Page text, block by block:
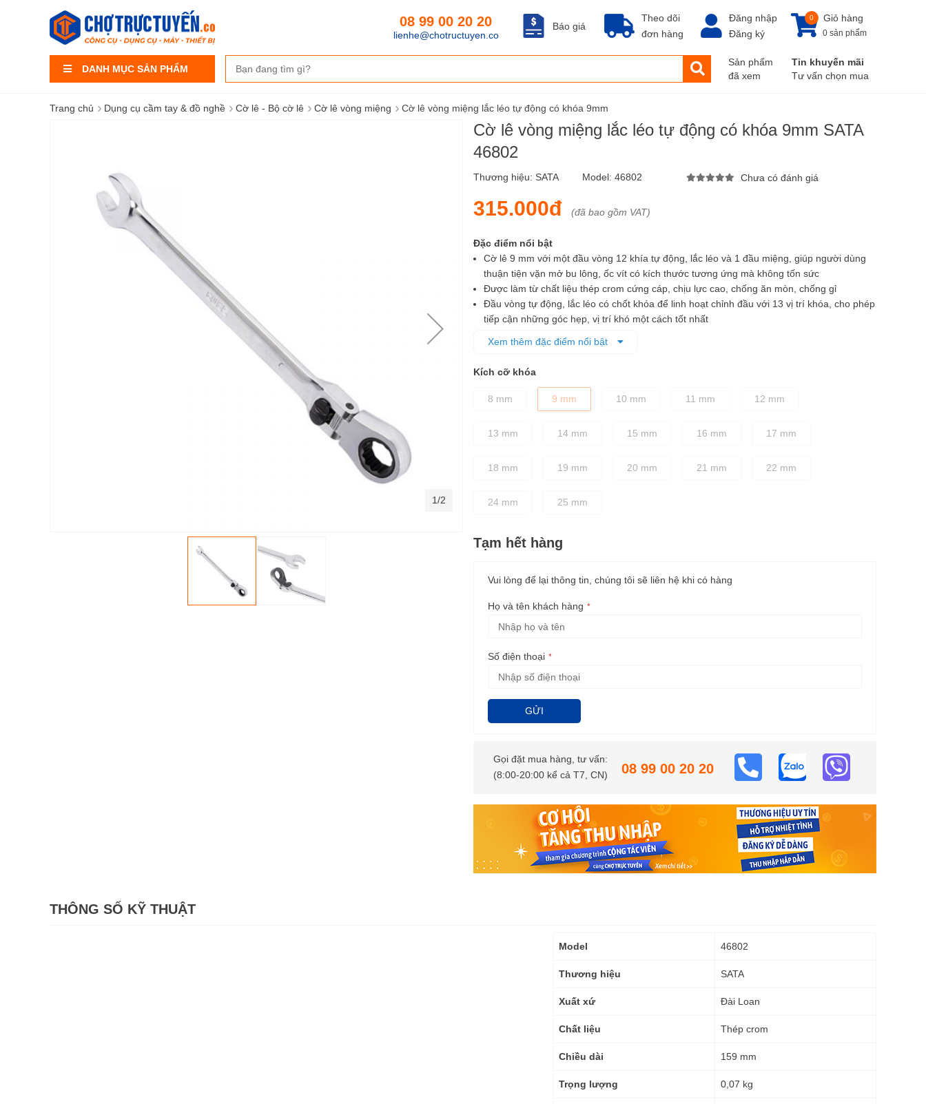
DANH MỤC SẢN PHẨM
Theo dõi
đơn hàng
Báo giá
08 99 00 20 20
lienhe@chotructuyen.co
Đăng nhập
Đăng ký
Giỏ hàng
0
0 sản phẩm
Sản phẩm
đã xem
Tin khuyến mãi
Tư vấn chọn mua
Trang chủ › Dụng cụ cầm tay & đồ nghề › Cờ lê - Bộ cờ lê › Cờ lê vòng miệng › Cờ lê vòng miệng lắc léo tự động có khóa 9mm
Cờ lê vòng miệng lắc léo tự động có khóa 9mm SATA
46802
Thương hiệu: SATA Model: 46802 Chưa có đánh giá
315.000đ (đã bao gồm VAT)
Đặc điểm nổi bật
Cờ lê 9 mm với một đầu vòng 12 khía tự động, lắc léo và 1 đầu miệng, giúp người dùng
thuận tiện vặn mở bu lông, ốc vít có kích thước tương ứng mà không tốn sức
Được làm từ chất liệu thép crom cứng cáp, chịu lực cao, chống ăn mòn, chống gỉ
Đầu vòng tự động, lắc léo có chốt khóa để linh hoạt chỉnh đầu với 13 vị trí khóa, cho phép
tiếp cận những góc hẹp, vị trí khó một cách tốt nhất
định các chi tiết bu lông dễ dàng, nhanh chóng mà không làm biến dạng bu lông khi vặn
Xem thêm đặc điểm nổi bật
Kích cỡ khóa
8 mm 9 mm 10 mm 11 mm 12 mm
13 mm 14 mm 15 mm 16 mm 17 mm
18 mm 19 mm 20 mm 21 mm 22 mm
24 mm 25 mm
Tạm hết hàng
Vui lòng để lại thông tin, chúng tôi sẽ liên hệ khi có hàng
Họ và tên khách hàng
Số điện thoại
GỬI
Gọi đặt mua hàng, tư vấn:
(8:00-20:00 kể cả T7, CN)
08 99 00 20 20
1/2
THÔNG SỐ KỸ THUẬT
Thông
kỹ
Model 46802
Thương hiệu SATA
Xuất xứ Đài Loan
Chất liệu Thép crom
Chiều dài 159 mm
Trọng lượng 0,07 kg